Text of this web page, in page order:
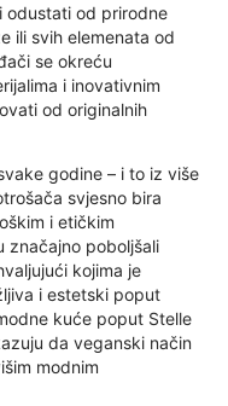
odustati od prirodne
ili svih elemenata od
se okreću
i inovativnim
od originalnih
godine – i to iz više
svjesno bira
i etičkim
značajno poboljšali
kojima je
i estetski poput
kuće poput Stelle
da veganski način
modnim